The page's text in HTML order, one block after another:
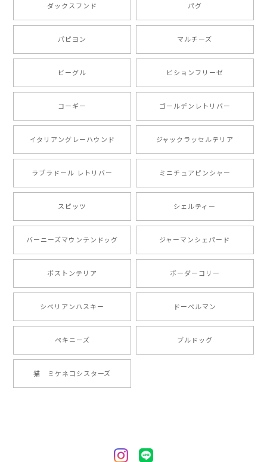
ったです。 ご連絡が取りづらい点だけ少し不安になり
ましたが、商品の素敵さでチャラです。 本当に可愛
い。ありがとうございます。
2024/10/28
注文受領連絡が無かったのでハラハラしましたが… 可
愛い商品が届きました！大満足です♪
【 自然に囲まれた ポメラニアン 】マグカップ 犬 ペット うちの子 犬グッズ ギフト プレゼント 母の日
りまして、元気な時の顔がそっくりだったので、注文し
ました。ありがとうございました。
2024/05/22
2024/05/04
ダックスフンド パグ
パピヨン マルチーズ
ビーグル ビションフリーゼ
コーギー ゴールデンレトリバー
イタリアングレーハウンド ジャックラッセルテリア
ラブラドール レトリバー ミニチュアピンシャー
スピッツ シェルティー
バーニーズマウンテンドッグ ジャーマンシェパード
ボストンテリア ボーダーコリー
シベリアンハスキー ドーベルマン
ペキニーズ ブルドッグ
猫 ミケネコシスターズ